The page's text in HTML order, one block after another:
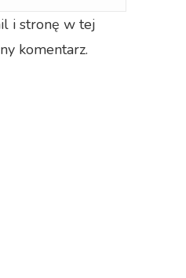
i stronę w tej
komentarz.